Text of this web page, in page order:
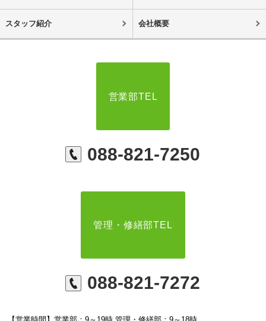
スタッフ紹介 会社概要
営業部TEL
088-821-7250
管理・修繕部TEL
088-821-7272